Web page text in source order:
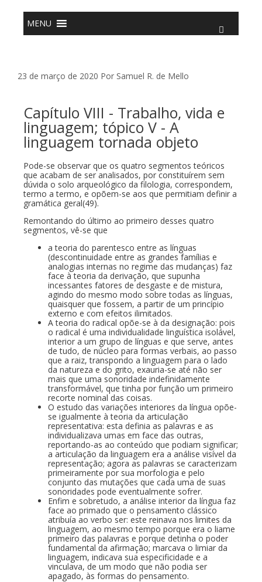
conteúdo
MENU
23 de março de 2020 Por Samuel R. de Mello
Capítulo VIII - Trabalho, vida e
linguagem; tópico V - A
linguagem tornada objeto
Pode-se observar que os quatro segmentos teóricos
que acabam de ser analisados, por constituírem sem
dúvida o solo arqueológico da filologia, correspondem,
termo a termo, e opõem-se aos que permitiam definir a
gramática geral(49).
Remontando do último ao primeiro desses quatro
segmentos, vê-se que
a teoria do parentesco entre as línguas
(descontinuidade entre as grandes famílias e
analogias internas no regime das mudanças) faz
face à teoria da derivação, que supunha
incessantes fatores de desgaste e de mistura,
agindo do mesmo modo sobre todas as línguas,
quaisquer que fossem, a partir de um princípio
externo e com efeitos ilimitados.
A teoria do radical opõe-se à da designação: pois
o radical é uma individualidade linguística isolável,
interior a um grupo de línguas e que serve, antes
de tudo, de núcleo para formas verbais, ao passo
que a raiz, transpondo a linguagem para o lado
da natureza e do grito, exauria-se até não ser
mais que uma sonoridade indefinidamente
transformável, que tinha por função um primeiro
recorte nominal das coisas.
O estudo das variações interiores da língua opõe-
se igualmente à teoria da articulação
representativa: esta definia as palavras e as
individualizava umas em face das outras,
reportando-as ao conteúdo que podiam significar;
a articulação da linguagem era a análise visível da
representação; agora as palavras se caracterizam
primeiramente por sua morfologia e pelo
conjunto das mutações que cada uma de suas
sonoridades pode eventualmente sofrer.
Enfim e sobretudo, a análise interior da língua faz
face ao primado que o pensamento clássico
atribuía ao verbo ser: este reinava nos limites da
linguagem, ao mesmo tempo porque era o liame
primeiro das palavras e porque detinha o poder
fundamental da afirmação; marcava o limiar da
linguagem, indicava sua especificidade e a
vinculava, de um modo que não podia ser
apagado, às formas do pensamento.